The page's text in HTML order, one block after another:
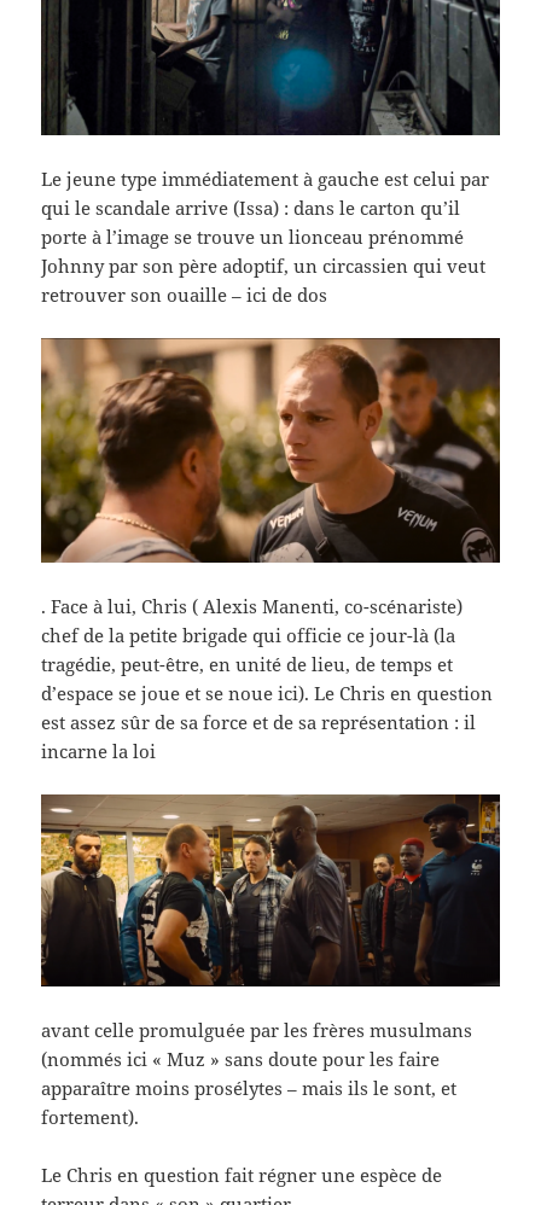
Le jeune type immédiatement à gauche est celui par
qui le scandale arrive (Issa) : dans le carton qu’il
porte à l’image se trouve un lionceau prénommé
Johnny par son père adoptif, un circassien qui veut
retrouver son ouaille – ici de dos
. Face à lui, Chris ( Alexis Manenti, co-scénariste)
chef de la petite brigade qui officie ce jour-là (la
tragédie, peut-être, en unité de lieu, de temps et
d’espace se joue et se noue ici). Le Chris en question
est assez sûr de sa force et de sa représentation : il
incarne la loi
avant celle promulguée par les frères musulmans
(nommés ici « Muz » sans doute pour les faire
apparaître moins prosélytes – mais ils le sont, et
fortement).
Le Chris en question fait régner une espèce de